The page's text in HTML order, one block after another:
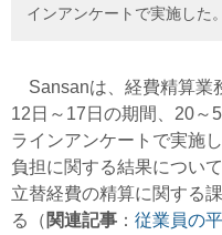
インアンケートで実施した。
Sansanは、経費精算業
12日～17日の期間、20～
ラインアンケートで実施
負担に関する結果につい
立替経費の精算に関する
る（ 関連記事 ： 従業員の